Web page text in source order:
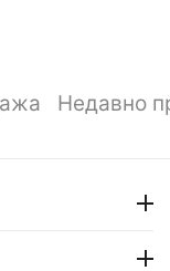
Недавно